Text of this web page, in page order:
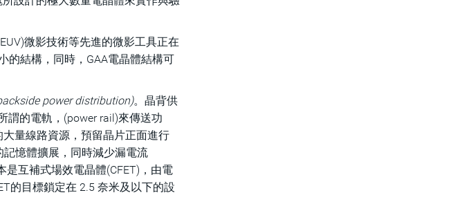
微影技術等先進的微影工具正在
的結構，同時，GAA電晶體結構可
power distribution)。晶背供
謂的電軌，(power rail)來傳送功
量線路資源，預留晶片正面進行
憶體擴展，同時減少漏電流
互補式場效電晶體(CFET)，由電
的目標鎖定在 2.5 奈米及以下的設